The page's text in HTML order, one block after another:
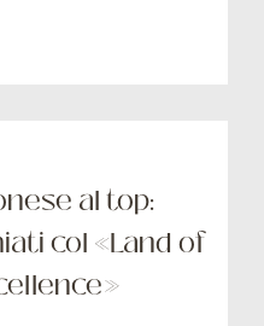
al top:
col «Land of